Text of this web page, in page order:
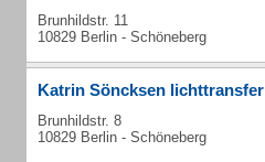
Brunhildstr. 11
10829 Berlin - Schöneberg
Katrin Söncksen lichttransfer
Brunhildstr. 8
10829 Berlin - Schöneberg